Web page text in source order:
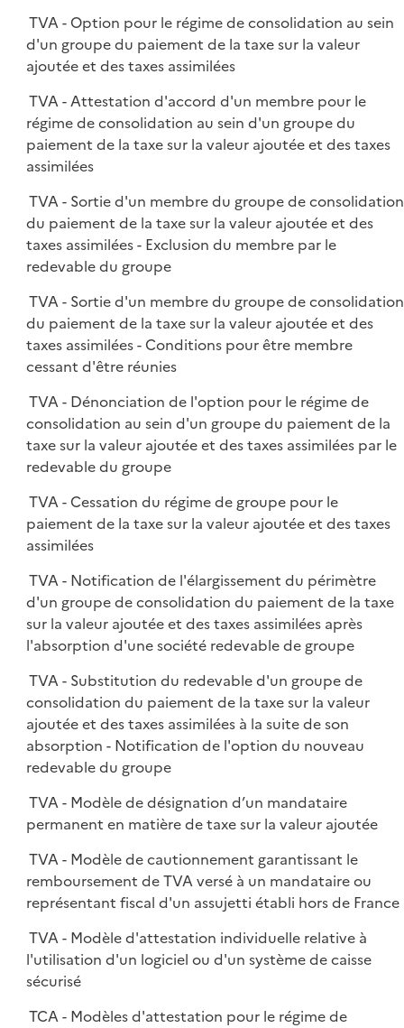
TVA - Option pour le régime de consolidation au sein
d'un groupe du paiement de la taxe sur la valeur
ajoutée et des taxes assimilées
TVA - Attestation d'accord d'un membre pour le
régime de consolidation au sein d'un groupe du
paiement de la taxe sur la valeur ajoutée et des taxes
assimilées
TVA - Sortie d'un membre du groupe de consolidation
du paiement de la taxe sur la valeur ajoutée et des
taxes assimilées - Exclusion du membre par le
redevable du groupe
TVA - Sortie d'un membre du groupe de consolidation
du paiement de la taxe sur la valeur ajoutée et des
taxes assimilées - Conditions pour être membre
cessant d'être réunies
TVA - Dénonciation de l'option pour le régime de
consolidation au sein d'un groupe du paiement de la
taxe sur la valeur ajoutée et des taxes assimilées par le
redevable du groupe
TVA - Cessation du régime de groupe pour le
paiement de la taxe sur la valeur ajoutée et des taxes
assimilées
TVA - Notification de l'élargissement du périmètre
d'un groupe de consolidation du paiement de la taxe
sur la valeur ajoutée et des taxes assimilées après
l'absorption d'une société redevable de groupe
TVA - Substitution du redevable d'un groupe de
consolidation du paiement de la taxe sur la valeur
ajoutée et des taxes assimilées à la suite de son
absorption - Notification de l'option du nouveau
redevable du groupe
TVA - Modèle de désignation d’un mandataire
permanent en matière de taxe sur la valeur ajoutée
TVA - Modèle de cautionnement garantissant le
remboursement de TVA versé à un mandataire ou
représentant fiscal d'un assujetti établi hors de France
TVA - Modèle d'attestation individuelle relative à
l'utilisation d'un logiciel ou d'un système de caisse
sécurisé
TCA - Modèles d'attestation pour le régime de